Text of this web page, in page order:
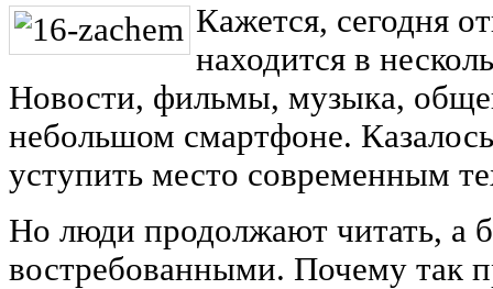
Кажется, сегодня
находится в
Новости, фильмы, музыка,
небольшом смартфоне.
уступить место современным
Но люди продолжают читать, а
востребованными. Почему так